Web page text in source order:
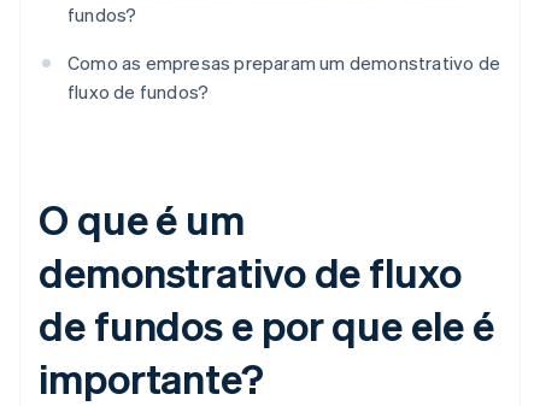
fundos?
Como as empresas preparam um demonstrativo de
fluxo de fundos?
O que é um
demonstrativo de fluxo
de fundos e por que ele é
importante?